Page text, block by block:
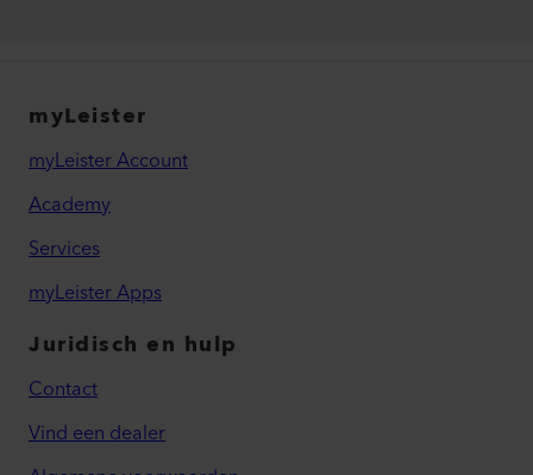
myLeister
myLeister Account
Academy
Services
myLeister Apps
Juridisch en hulp
Contact
Vind een dealer